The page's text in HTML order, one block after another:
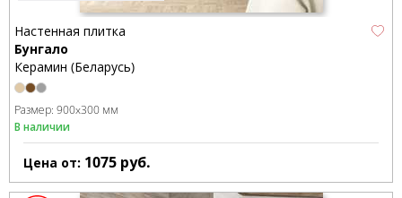
Настенная плитка
Бунгало
Керамин (Беларусь)
Размер: 900x300 мм
В наличии
Цена от: 1075 руб.